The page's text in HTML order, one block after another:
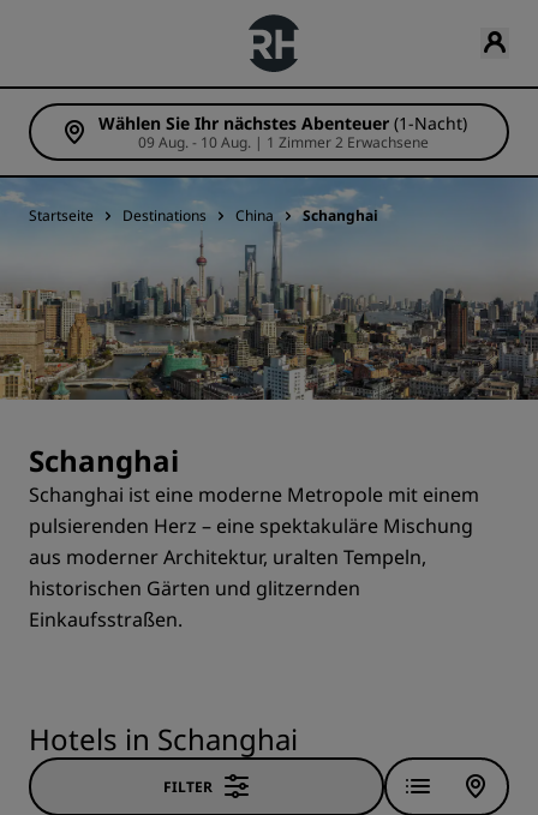
Wählen Sie Ihr nächstes Abenteuer (1-Nacht)
09 Aug. - 10 Aug. | 1 Zimmer 2 Erwachsene
Startseite Destinations China Schanghai
Schanghai
Schanghai ist eine moderne Metropole mit einem
pulsierenden Herz – eine spektakuläre Mischung
aus moderner Architektur, uralten Tempeln,
historischen Gärten und glitzernden
Einkaufsstraßen.
Hotels in Schanghai
FILTER